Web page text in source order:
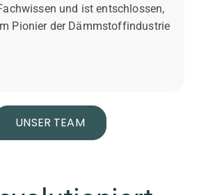
und ist entschlossen,
Pionier der Dämmstoffindustrie
UNSER TEAM